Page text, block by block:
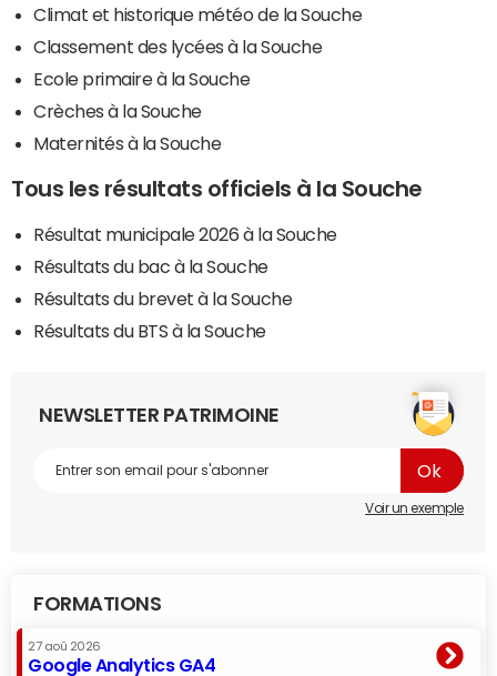
Climat et historique météo de la Souche
Classement des lycées à la Souche
Ecole primaire à la Souche
Crèches à la Souche
Maternités à la Souche
Tous les résultats officiels à la Souche
Résultat municipale 2026 à la Souche
Résultats du bac à la Souche
Résultats du brevet à la Souche
Résultats du BTS à la Souche
NEWSLETTER PATRIMOINE
Voir un exemple
FORMATIONS
27 aoû 2026
Google Analytics GA4